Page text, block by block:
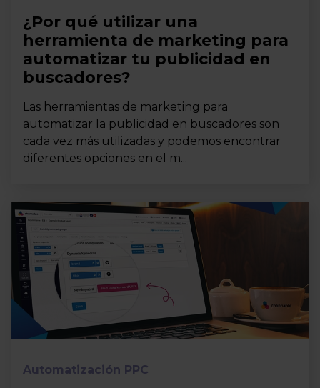
¿Por qué utilizar una
herramienta de marketing para
automatizar tu publicidad en
buscadores?
Las herramientas de marketing para
automatizar la publicidad en buscadores son
cada vez más utilizadas y podemos encontrar
diferentes opciones en el m...
Automatización PPC